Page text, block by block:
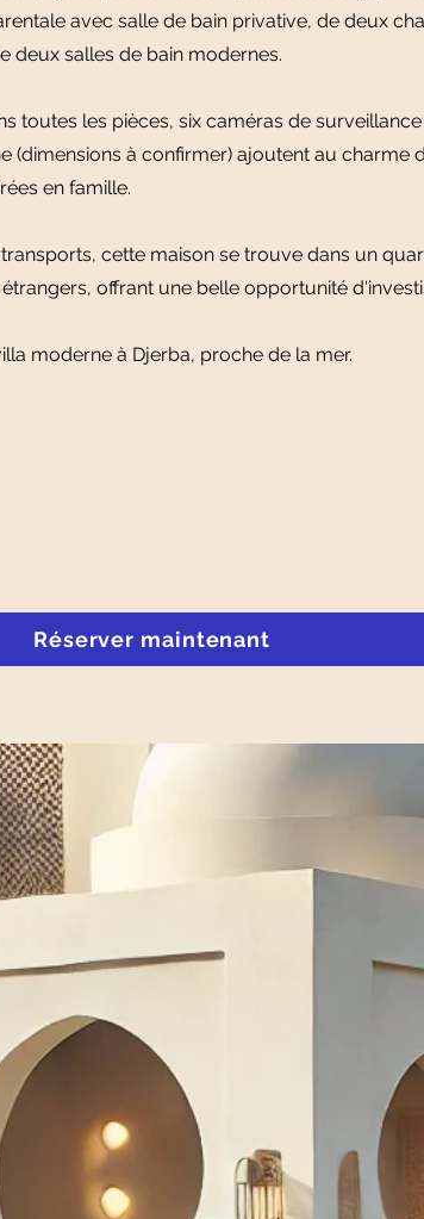
avec salle de bain privative, de deux
deux salles de bain modernes.
toutes les pièces, six caméras de
à confirmer) ajoutent au charme
en famille.
cette maison se trouve dans un
offrant une belle opportunité
moderne à Djerba, proche de la mer.
Réserver maintenant